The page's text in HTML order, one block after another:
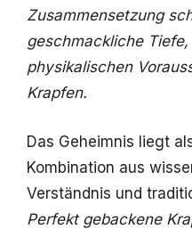
Zusammensetzung
geschmackliche
physikalischen
Krapfen.
Das Geheimnis liegt
Kombination aus
Verständnis und
Perfekt gebackene